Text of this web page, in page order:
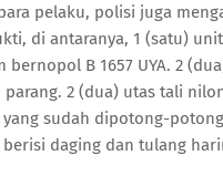
pelaku, polisi juga
di antaranya, 1 (satu)
bernopol B 1657 UYA. 2
2 (dua) utas tali
sudah dipotong-
daging dan tulang